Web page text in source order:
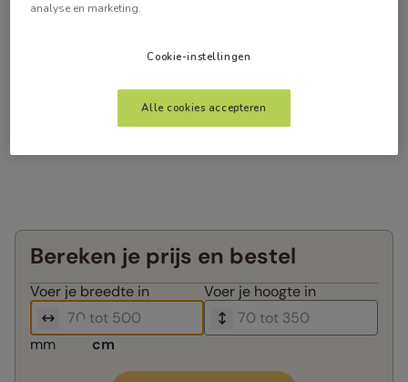
Bereken je prijs en bestel
Voer je breedte in Voer je hoogte in
mm cm
analyse en marketing.
Cookie-instellingen
Alle cookies accepteren